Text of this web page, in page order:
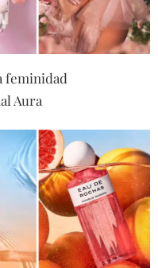
feminidad
Aura